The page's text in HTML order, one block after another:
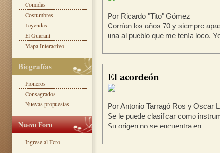
Por Ricardo "Tito" Gómez
Corrían los años 70 y siempre
una al pueblo que me tenía loco.
El acordeón
Por Antonio Tarragó Ros y Oscar
Se le puede clasificar como
Su origen no se encuentra en ...
Comidas
Costumbres
Leyendas
El Guaraní
Mapa Interactivo
Biografías
Pioneros
Consagrados
Nuevas propuestas
Nuevo Foro
Ingrese al Foro